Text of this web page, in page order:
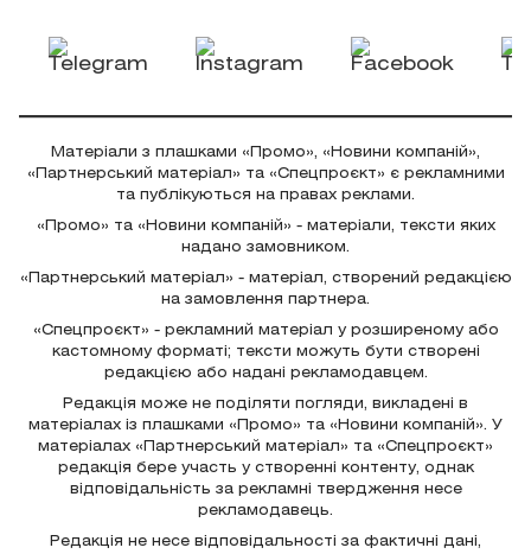
Матеріали з плашками «Промо», «Новини компаній»,
«Партнерський матеріал» та «Спецпроєкт» є рекламними
та публікуються на правах реклами.
«Промо» та «Новини компаній» - матеріали, тексти яких
надано замовником.
«Партнерський матеріал» - матеріал, створений редакцією
на замовлення партнера.
«Спецпроєкт» - рекламний матеріал у розширеному або
кастомному форматі; тексти можуть бути створені
редакцією або надані рекламодавцем.
Редакція може не поділяти погляди, викладені в
матеріалах із плашками «Промо» та «Новини компаній». У
матеріалах «Партнерський матеріал» та «Спецпроєкт»
редакція бере участь у створенні контенту, однак
відповідальність за рекламні твердження несе
рекламодавець.
Редакція не несе відповідальності за фактичні дані,